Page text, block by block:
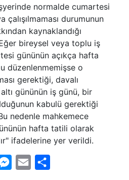
normalde cumartesi
çalışılmaması durumunun
kaynaklandığı
bireysel veya toplu iş
gününün açıkça hafta
düzenlenmemişse o
gerektiği, davalı
gününün iş günü, bir
kabulü gerektiği
nedenle mahkemece
hafta tatili olarak
ifadelerine yer verildi.
Messenger
Email